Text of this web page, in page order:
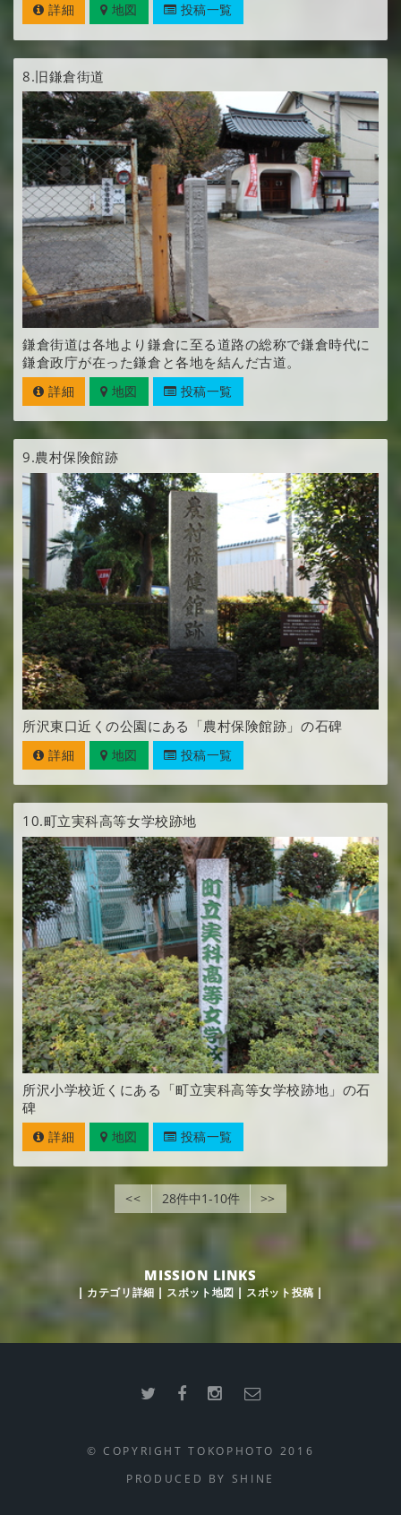
詳細 地図 投稿一覧
8.旧鎌倉街道
鎌倉街道は各地より鎌倉に至る道路の総称で鎌倉時代に
鎌倉政庁が在った鎌倉と各地を結んだ古道。
詳細 地図 投稿一覧
9.農村保険館跡
所沢東口近くの公園にある「農村保険館跡」の石碑
詳細 地図 投稿一覧
10.町立実科高等女学校跡地
所沢小学校近くにある「町立実科高等女学校跡地」の石
碑
詳細 地図 投稿一覧
<< 28件中1-10件 >>
MISSION LINKS
| カテゴリ詳細 | スポット地図 | スポット投稿 |
© COPYRIGHT TOKOPHOTO 2016
PRODUCED BY SHINE